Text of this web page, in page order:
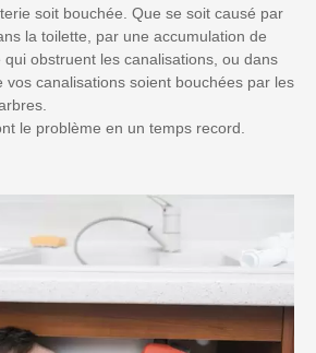
soit bouchée. Que se soit causé par
la toilette, par une accumulation de
obstruent les canalisations, ou dans
vos canalisations soient bouchées par les
le problème en un temps record.